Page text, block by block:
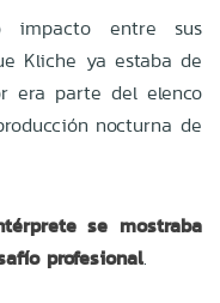
impacto entre sus
Kliche ya estaba de
era parte del elenco
nocturna de
se mostraba
profesional.